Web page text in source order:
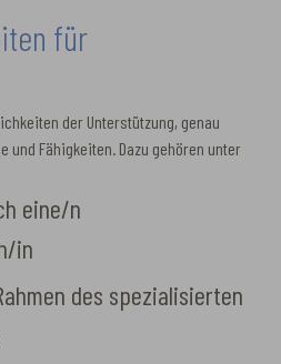
für
der Unterstützung, genau
und Fähigkeiten. Dazu gehören unter
eine/n
in
des spezialisierten